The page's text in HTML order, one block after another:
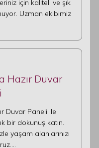
için kaliteli ve şık
Uzman ekibimiz
Hazır Duvar
Duvar Paneli ile
bir dokunuş katın.
yaşam alanlarınızı